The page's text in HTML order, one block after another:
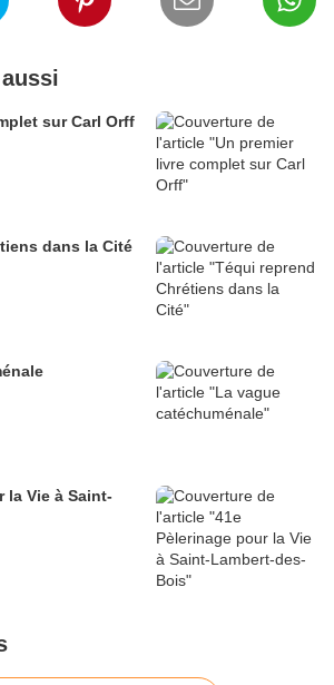
sur Carl Orff
dans la Cité
la Vie à Saint-